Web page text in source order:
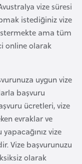
vize süresi
istediğiniz vize
ama tüm
online olarak
uygun vize
başvuru
ücretleri, vize
evraklar ve
vize
Vize başvurunuzu
olarak